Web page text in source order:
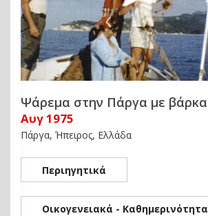
Ψάρεμα στην Πάργα με βάρκα
Αυγ 1975
Πάργα, Ήπειρος, Ελλάδα
Περιηγητικά
Οικογενειακά - Καθημερινότητα